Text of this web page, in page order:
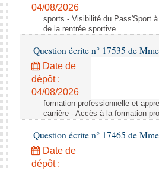
04/08/2026
sports - Visibilité du Pass'Sport
de la rentrée sportive
Question écrite n° 17535 de
Date de
dépôt :
04/08/2026
formation professionnelle et
carrière - Accès à la formation
Question écrite n° 17465 de
Date de
dépôt :